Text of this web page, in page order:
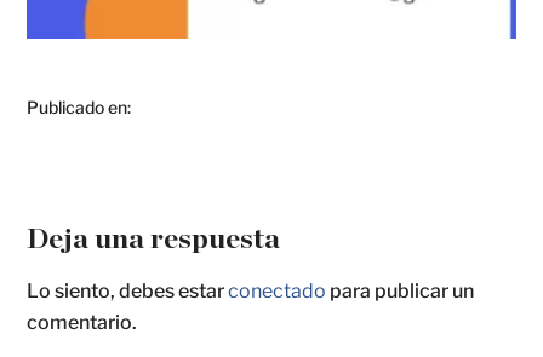
Publicado en:
Deja una respuesta
Lo siento, debes estarconectado para publicar un
comentario.